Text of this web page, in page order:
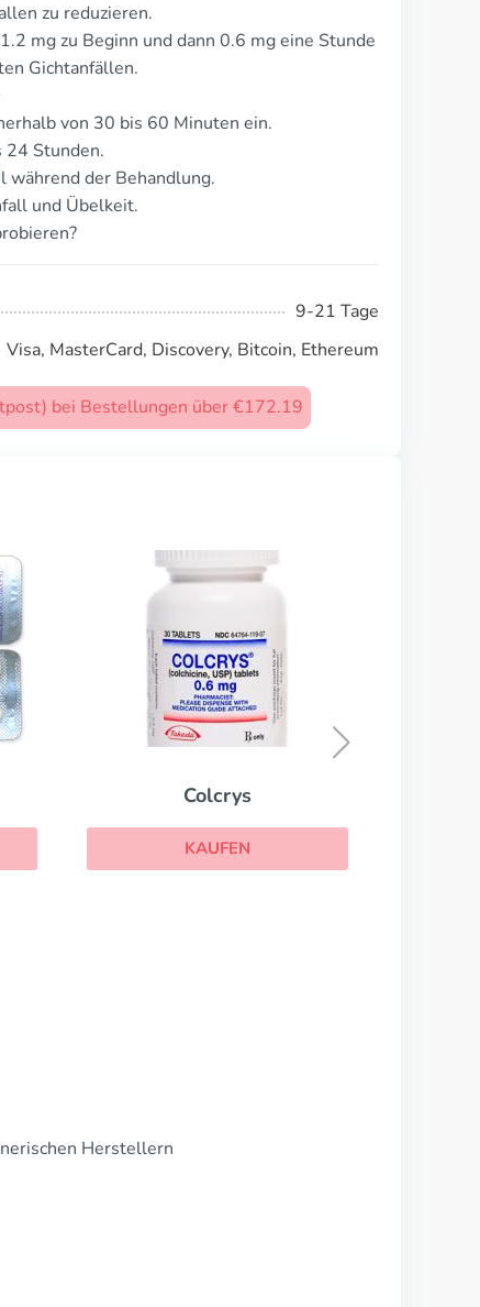
zu reduzieren.
mg zu Beginn und dann 0.6 mg eine Stunde
Gichtanfällen.
von 30 bis 60 Minuten ein.
Stunden.
während der Behandlung.
und Übelkeit.
9-21 Tage
Visa, MasterCard, Discovery, Bitcoin, Ethereum
bei Bestellungen über €172.19
Neoral
KAUFEN
Herstellern